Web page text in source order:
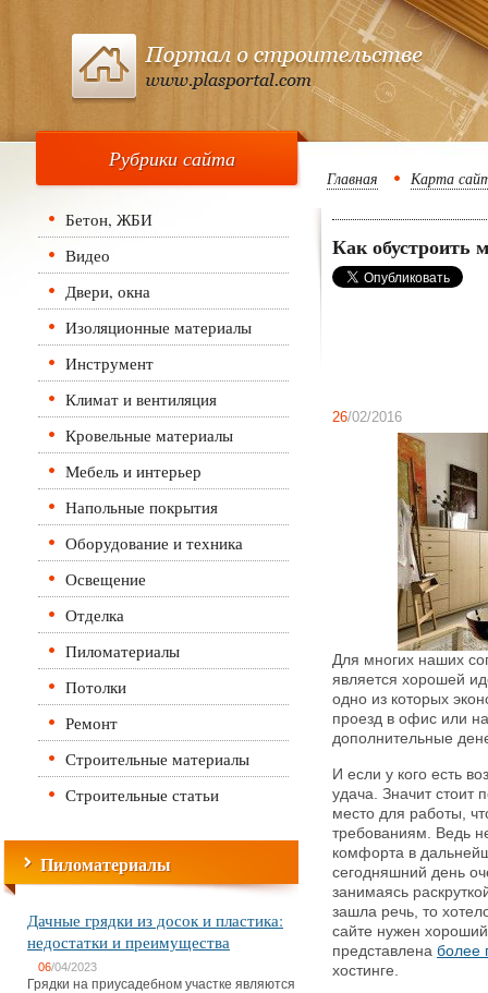
Рубрики сайта
Бетон, ЖБИ
Видео
Двери, окна
Изоляционные материалы
Инструмент
Климат и вентиляция
Кровельные материалы
Мебель и интерьер
Напольные покрытия
Оборудование и техника
Освещение
Отделка
Пиломатериалы
Потолки
Ремонт
Строительные материалы
Строительные статьи
Пиломатериалы
Дачные грядки из досок и пластика:
недостатки и преимущества
06/04/2023
Грядки на приусадебном участке являются
Главная Карта
Как обустроить
26/02/2016
Для многих наших
является хорошей
одно из которых
проезд в офис или
дополнительные
И если у кого есть
удача. Значит стоит
место для работы,
требованиям. Ведь
комфорта в
сегодняшний день
занимаясь
зашла речь, то
сайте нужен
представлена более
хостинге.